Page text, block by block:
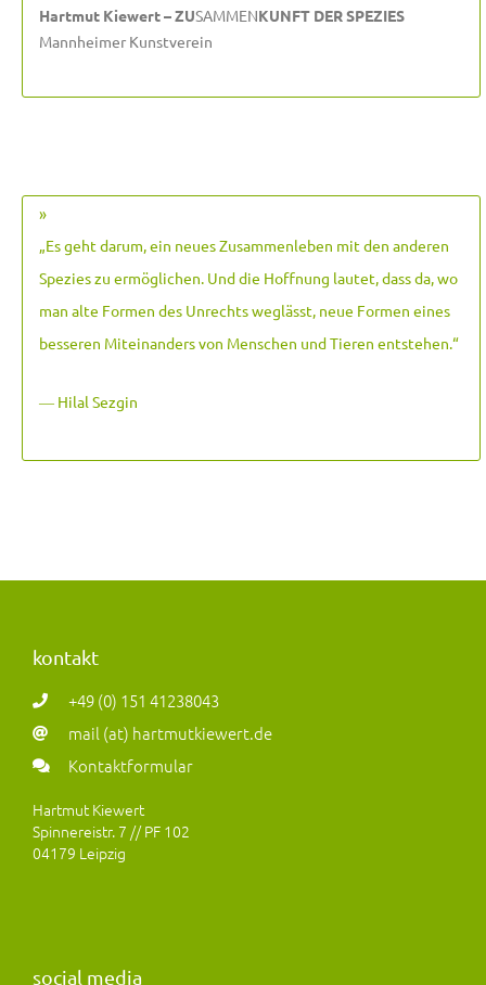
Hartmut Kiewert – ZUSAMMENKUNFT DER SPEZIES
Mannheimer Kunstverein
»
„Es geht darum, ein neues Zusammenleben mit den anderen
Spezies zu ermöglichen. Und die Hoffnung lautet, dass da, wo
man alte Formen des Unrechts weglässt, neue Formen eines
besseren Miteinanders von Menschen und Tieren entstehen.“
― Hilal Sezgin
kontakt
+49 (0) 151 41238043
mail (at) hartmutkiewert.de
Kontaktformular
Hartmut Kiewert
Spinnereistr. 7 // PF 102
04179 Leipzig
social media